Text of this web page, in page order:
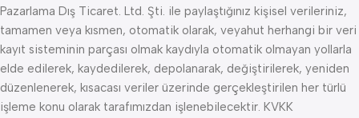
Pazarlama Dış Ticaret. Ltd. Şti. ile paylaştığınız kişisel verileriniz,
tamamen veya kısmen, otomatik olarak, veyahut herhangi bir veri
kayıt sisteminin parçası olmak kaydıyla otomatik olmayan yollarla
elde edilerek, kaydedilerek, depolanarak, değiştirilerek, yeniden
düzenlenerek, kısacası veriler üzerinde gerçekleştirilen her türlü
işleme konu olarak tarafımızdan işlenebilecektir. KVKK